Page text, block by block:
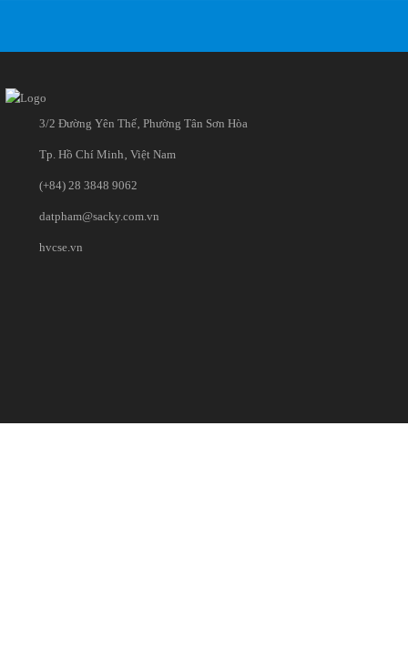
3/2 Đường Yên Thế‚ Phường Tân Sơn Hòa
Tp. Hồ Chí Minh‚ Việt Nam
(+84) 28 3848 9062
datpham@sacky.com.vn
hvcse.vn